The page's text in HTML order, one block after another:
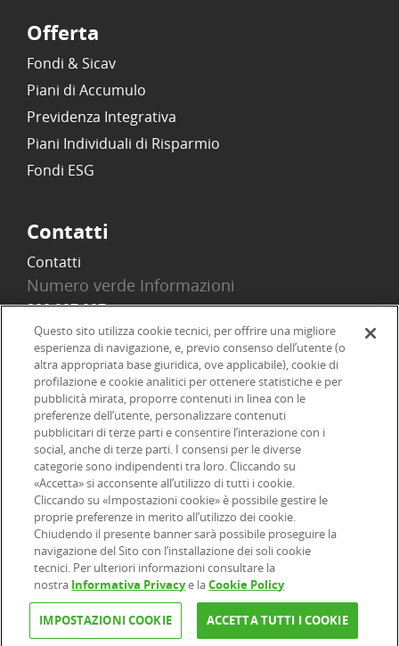
Offerta
Fondi & Sicav
Piani di Accumulo
Previdenza Integrativa
Piani Individuali di Risparmio
Fondi ESG
Contatti
Contatti
Numero verde Informazioni
800 097 097
Email
info@onlinesim.it
Social
©2026 Online SIM, società del gruppo bancario ERSEL - P.IVA
12927410154
Informazioni legali| Dichiarazione di accessibilità
| | |
Questo sito utilizza cookie tecnici, per offrire una migliore
esperienza di navigazione, e, previo consenso dell’utente (o
altra appropriata base giuridica, ove applicabile), cookie di
profilazione e cookie analitici per ottenere statistiche e per
pubblicità mirata, proporre contenuti in linea con le
preferenze dell’utente, personalizzare contenuti
pubblicitari di terze parti e consentire l’interazione con i
social, anche di terze parti. I consensi per le diverse
categorie sono indipendenti tra loro. Cliccando su
«Accetta» si acconsente all’utilizzo di tutti i cookie.
Cliccando su «Impostazioni cookie» è possibile gestire le
proprie preferenze in merito all’utilizzo dei cookie.
Chiudendo il presente banner sarà possibile proseguire la
navigazione del Sito con l’installazione dei soli cookie
tecnici. Per ulteriori informazioni consultare la
nostra Informativa Privacye laCookie Policy
IMPOSTAZIONI COOKIE ACCETTA TUTTI I COOKIE